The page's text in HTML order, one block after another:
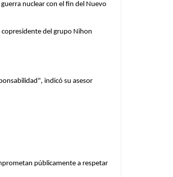
nuclear con el fin del Nuevo
del grupo Nihon
indicó su asesor
públicamente a respetar